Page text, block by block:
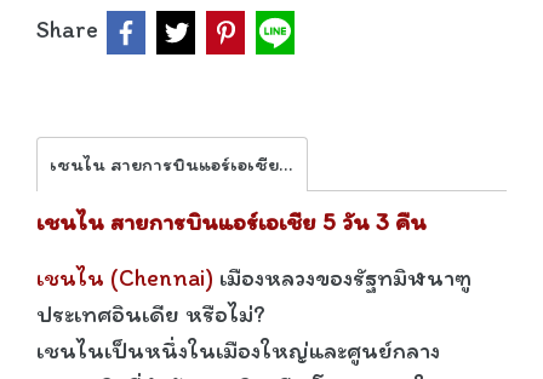
Share
เชนไน สายการบินแอร์เอเชีย 5 วัน 3 คืน
เชนไน สายการบินแอร์เอเชีย 5 วัน 3 คืน
เชนไน (Chennai) เมืองหลวงของรัฐทมิฬนาฑู
ประเทศอินเดีย หรือไม่?
เชนไนเป็นหนึ่งในเมืองใหญ่และศูนย์กลาง